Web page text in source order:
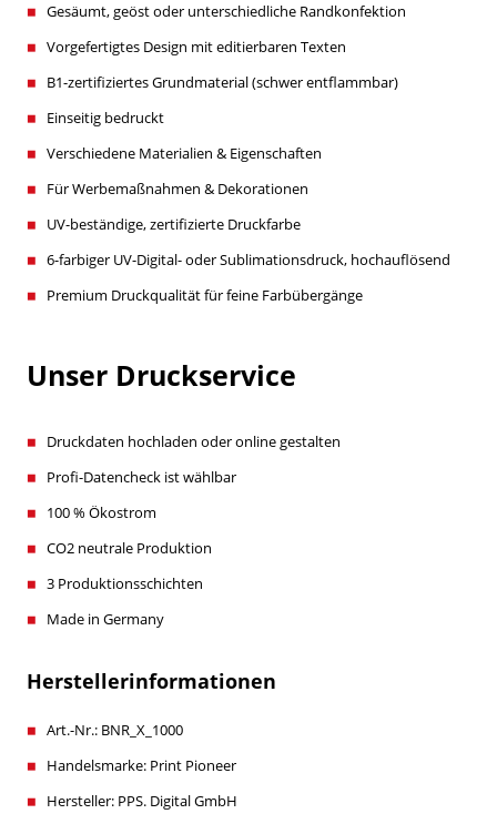
Gesäumt, geöst oder unterschiedliche Randkonfektion
Vorgefertigtes Design mit editierbaren Texten
B1-zertifiziertes Grundmaterial (schwer entflammbar)
Einseitig bedruckt
Verschiedene Materialien & Eigenschaften
Für Werbemaßnahmen & Dekorationen
UV-beständige, zertifizierte Druckfarbe
6-farbiger UV-Digital- oder Sublimationsdruck, hochauflösend
Premium Druckqualität für feine Farbübergänge
Unser Druckservice
Druckdaten hochladen oder online gestalten
Profi-Datencheck ist wählbar
100 % Ökostrom
CO2 neutrale Produktion
3 Produktionsschichten
Made in Germany
Herstellerinformationen
Art.-Nr.: BNR_X_1000
Handelsmarke: Print Pioneer
Hersteller: PPS. Digital GmbH